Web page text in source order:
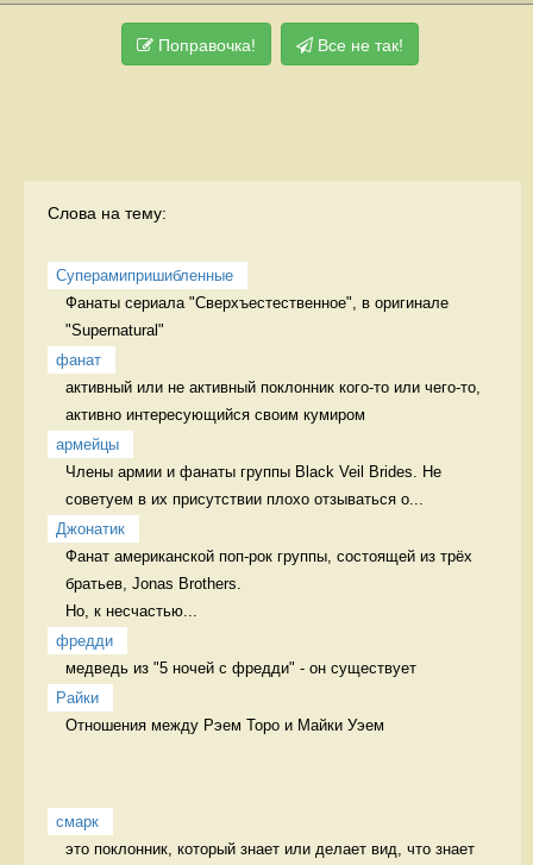
Поправочка! Все не так!
Слова на тему:
Суперамипришибленные
Фанаты сериала "Сверхъестественное", в оригинале
"Supernatural"
фанат
активный или не активный поклонник кого-то или чего-то,
активно интересующийся своим кумиром
армейцы
Члены армии и фанаты группы Black Veil Brides. Не
советуем в их присутствии плохо отзываться о...
Джонатик
Фанат американской поп-рок группы, состоящей из трёх
братьев, Jonas Brothers.
Но, к несчастью...
фредди
медведь из "5 ночей с фредди" - он существует
Райки
Отношения между Рэем Торо и Майки Уэем
смарк
это поклонник, который знает или делает вид, что знает